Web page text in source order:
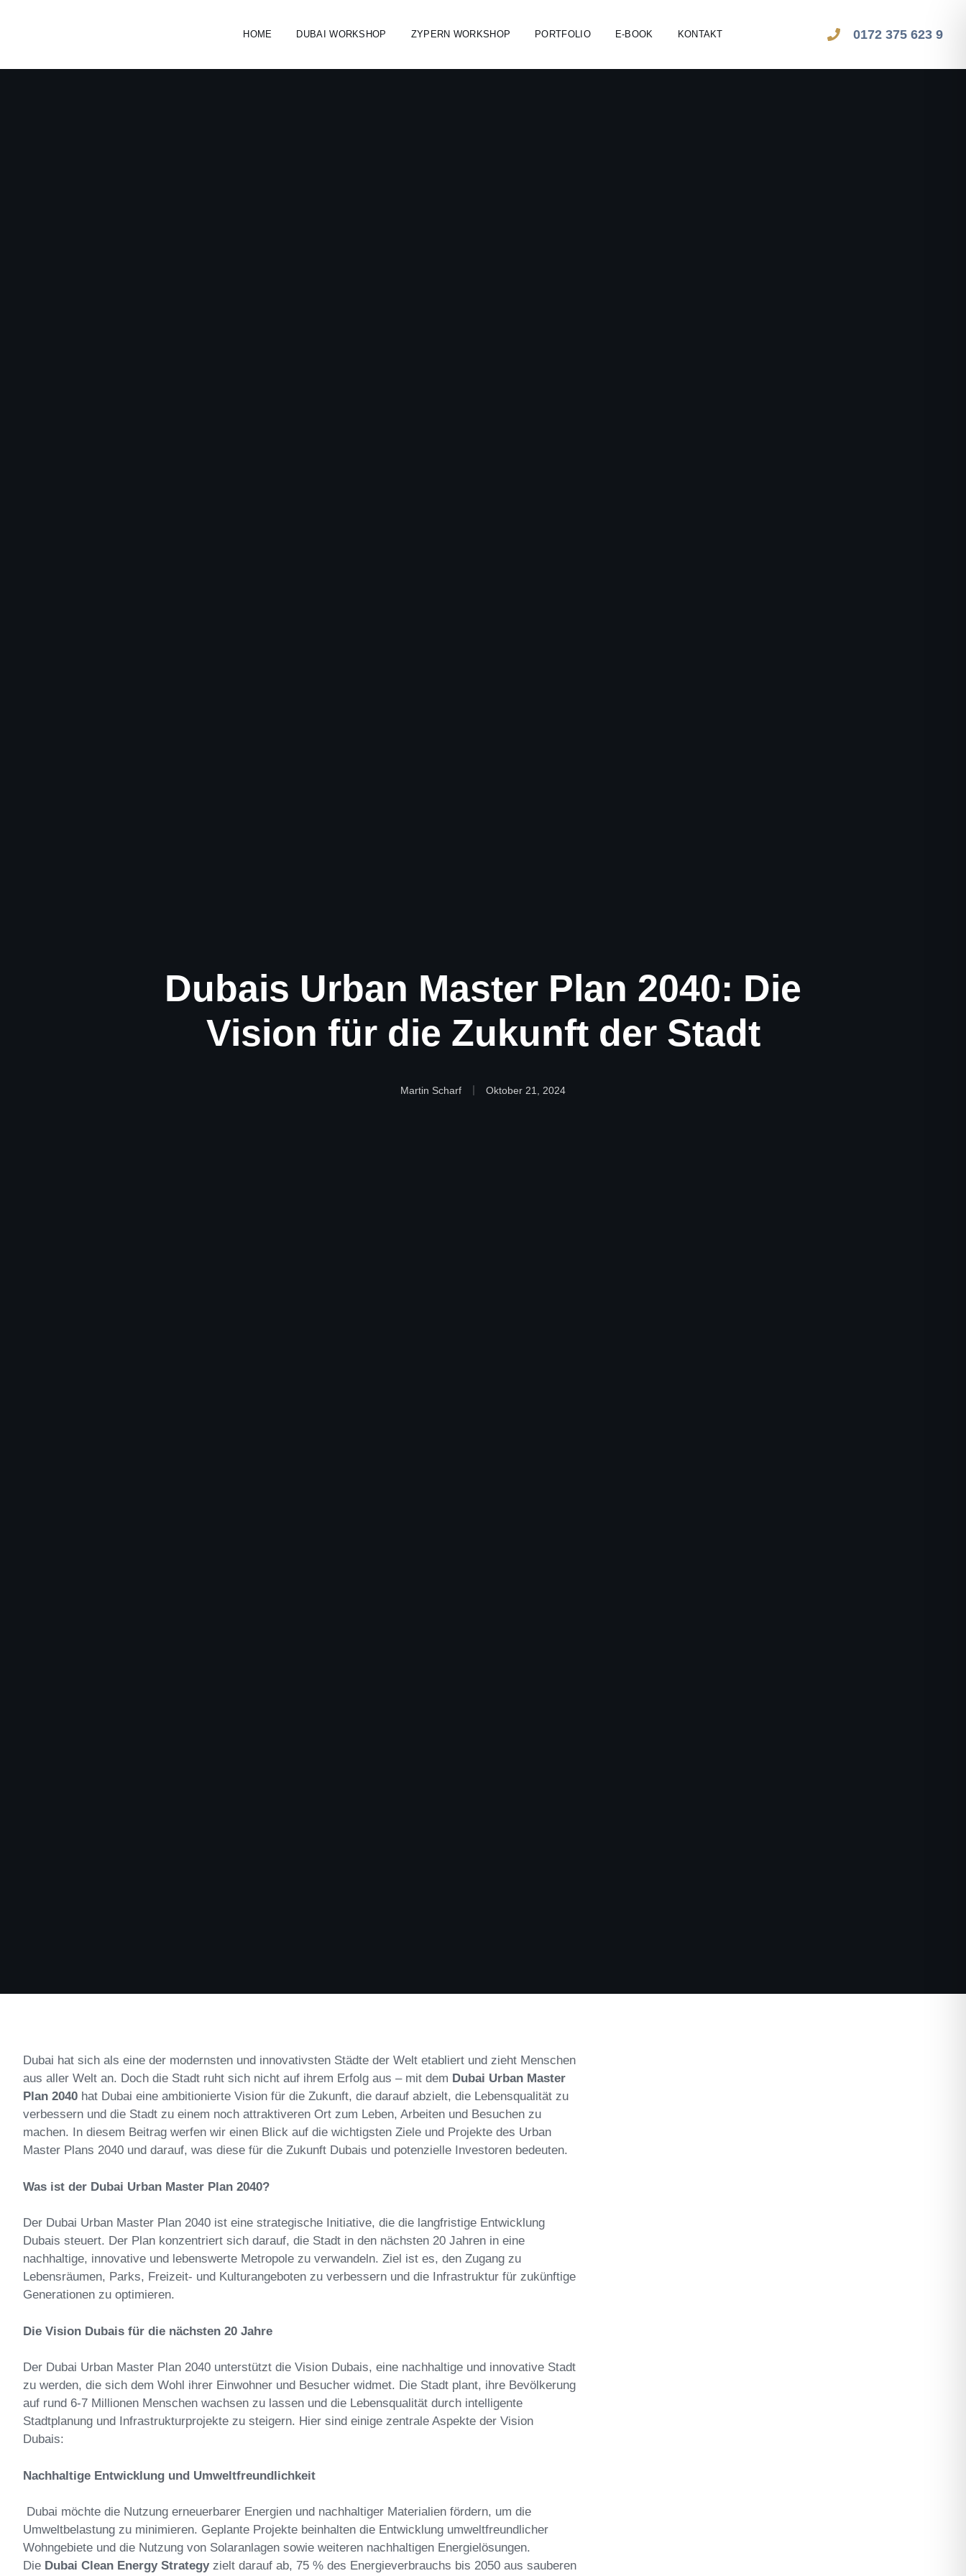
HOME DUBAI WORKSHOP ZYPERN WORKSHOP PORTFOLIO E-BOOK KONTAKT 0172 375 623 9
Dubais Urban Master Plan 2040: Die
Vision für die Zukunft der Stadt
Martin Scharf Oktober 21, 2024
Dubai hat sich als eine der modernsten und innovativsten Städte der Welt etabliert und zieht Menschen
aus aller Welt an. Doch die Stadt ruht sich nicht auf ihrem Erfolg aus – mit dem Dubai Urban Master
Plan 2040 hat Dubai eine ambitionierte Vision für die Zukunft, die darauf abzielt, die Lebensqualität zu
verbessern und die Stadt zu einem noch attraktiveren Ort zum Leben, Arbeiten und Besuchen zu
machen. In diesem Beitrag werfen wir einen Blick auf die wichtigsten Ziele und Projekte des Urban
Master Plans 2040 und darauf, was diese für die Zukunft Dubais und potenzielle Investoren bedeuten.
Was ist der Dubai Urban Master Plan 2040?
Der Dubai Urban Master Plan 2040 ist eine strategische Initiative, die die langfristige Entwicklung
Dubais steuert. Der Plan konzentriert sich darauf, die Stadt in den nächsten 20 Jahren in eine
nachhaltige, innovative und lebenswerte Metropole zu verwandeln. Ziel ist es, den Zugang zu
Lebensräumen, Parks, Freizeit- und Kulturangeboten zu verbessern und die Infrastruktur für zukünftige
Generationen zu optimieren.
Die Vision Dubais für die nächsten 20 Jahre
Der Dubai Urban Master Plan 2040 unterstützt die Vision Dubais, eine nachhaltige und innovative Stadt
zu werden, die sich dem Wohl ihrer Einwohner und Besucher widmet. Die Stadt plant, ihre Bevölkerung
auf rund 6-7 Millionen Menschen wachsen zu lassen und die Lebensqualität durch intelligente
Stadtplanung und Infrastrukturprojekte zu steigern. Hier sind einige zentrale Aspekte der Vision
Dubais:
Nachhaltige Entwicklung und Umweltfreundlichkeit
Dubai möchte die Nutzung erneuerbarer Energien und nachhaltiger Materialien fördern, um die
Umweltbelastung zu minimieren. Geplante Projekte beinhalten die Entwicklung umweltfreundlicher
Wohngebiete und die Nutzung von Solaranlagen sowie weiteren nachhaltigen Energielösungen.
Die Dubai Clean Energy Strategyzielt darauf ab, 75 % des Energieverbrauchs bis 2050 aus sauberen